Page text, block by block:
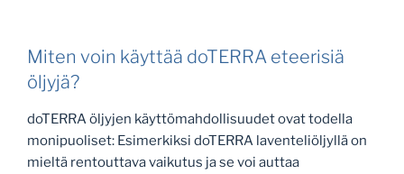
Miten voin käyttää doTERRA eteerisiä
öljyjä?
doTERRA öljyjen käyttömahdollisuudet ovat todella
monipuoliset: Esimerkiksi doTERRA laventeliöljyllä on
mieltä rentouttava vaikutus ja se voi auttaa